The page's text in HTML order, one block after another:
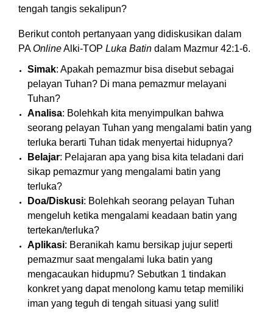
tengah tangis sekalipun?
Berikut contoh pertanyaan yang didiskusikan dalam
PAOnlineAlki-TOP Luka Batin dalam Mazmur 42:1-6.
Simak: Apakah pemazmur bisa disebut sebagai
pelayan Tuhan? Di mana pemazmur melayani
Tuhan?
Analisa: Bolehkah kita menyimpulkan bahwa
seorang pelayan Tuhan yang mengalami batin yang
terluka berarti Tuhan tidak menyertai hidupnya?
Belajar: Pelajaran apa yang bisa kita teladani dari
sikap pemazmur yang mengalami batin yang
terluka?
Doa/Diskusi: Bolehkah seorang pelayan Tuhan
mengeluh ketika mengalami keadaan batin yang
tertekan/terluka?
Aplikasi: Beranikah kamu bersikap jujur seperti
pemazmur saat mengalami luka batin yang
mengacaukan hidupmu? Sebutkan 1 tindakan
konkret yang dapat menolong kamu tetap memiliki
iman yang teguh di tengah situasi yang sulit!